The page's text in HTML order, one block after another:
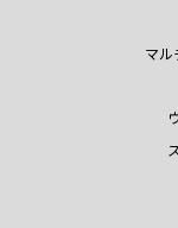
マル